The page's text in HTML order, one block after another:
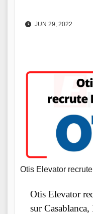
JUN 29, 2022
Otis Elevator
Otis Elevator
sur